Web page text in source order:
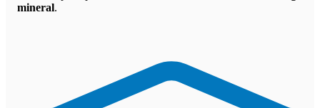
mineral.